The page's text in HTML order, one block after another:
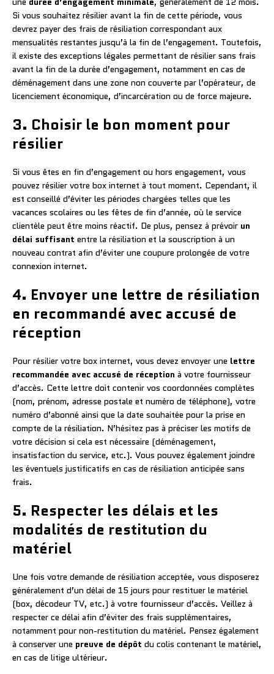
Si vous souhaitez résilier avant la fin de cette période, vous
devrez payer des frais de résiliation correspondant aux
mensualités restantes jusqu’à la fin de l’engagement. Toutefois,
il existe des exceptions légales permettant de résilier sans frais
avant la fin de la durée d’engagement, notamment en cas de
déménagement dans une zone non couverte par l’opérateur, de
licenciement économique, d’incarcération ou de force majeure.
3. Choisir le bon moment pour
résilier
Si vous êtes en fin d’engagement ou hors engagement, vous
pouvez résilier votre box internet à tout moment. Cependant, il
est conseillé d’éviter les périodes chargées telles que les
vacances scolaires ou les fêtes de fin d’année, où le service
clientèle peut être moins réactif. De plus, pensez à prévoir un
délai suffisant entre la résiliation et la souscription à un
nouveau contrat afin d’éviter une coupure prolongée de votre
connexion internet.
4. Envoyer une lettre de résiliation
en recommandé avec accusé de
réception
Pour résilier votre box internet, vous devez envoyer une lettre
recommandée avec accusé de réception à votre fournisseur
d’accès. Cette lettre doit contenir vos coordonnées complètes
(nom, prénom, adresse postale et numéro de téléphone), votre
numéro d’abonné ainsi que la date souhaitée pour la prise en
compte de la résiliation. N’hésitez pas à préciser les motifs de
votre décision si cela est nécessaire (déménagement,
insatisfaction du service, etc.). Vous pouvez également joindre
les éventuels justificatifs en cas de résiliation anticipée sans
frais.
5. Respecter les délais et les
modalités de restitution du
matériel
Une fois votre demande de résiliation acceptée, vous disposerez
généralement d’un délai de 15 jours pour restituer le matériel
(box, décodeur TV, etc.) à votre fournisseur d’accès. Veillez à
respecter ce délai afin d’éviter des frais supplémentaires,
notamment pour non-restitution du matériel. Pensez également
à conserver une preuve de dépôt du colis contenant le matériel,
en cas de litige ultérieur.